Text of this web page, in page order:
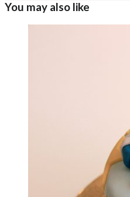
You may also like